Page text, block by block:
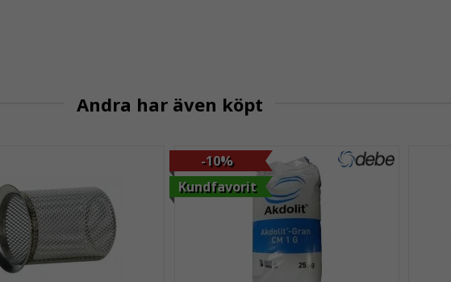
Andra har även köpt
-10%
Kundfavorit